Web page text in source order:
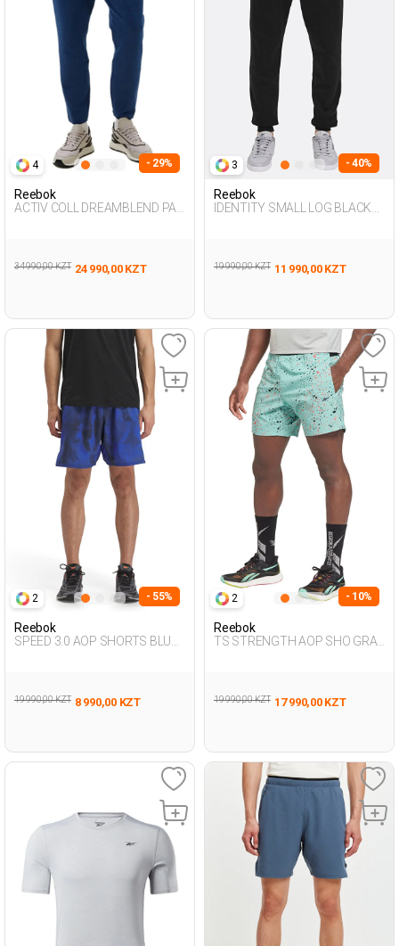
4 - 29%
Reebok
ACTIV COLL DREAMBLEND PAN
34 990,00 KZT 24 990,00 KZT
3 - 40%
Reebok
IDENTITY SMALL LOG BLACK
19 990,00 KZT 11 990,00 KZT
2 - 55%
Reebok
SPEED 3.0 AOP SHORTS BLUE
19 990,00 KZT 8 990,00 KZT
2 - 10%
Reebok
TS STRENGTH AOP SHO GRAY
19 990,00 KZT 17 990,00 KZT